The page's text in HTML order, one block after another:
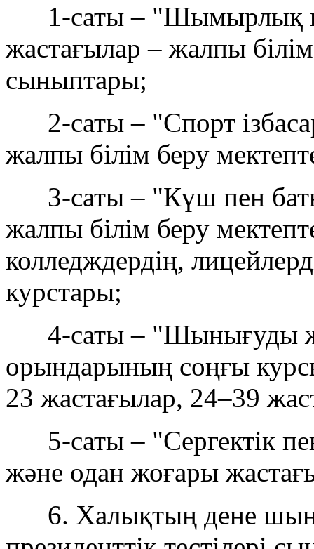
1-саты – "Шымырлық
жастағылар – жалпы
сыныптары;
2-саты – "Спорт
жалпы білім беру
3-саты – "Күш пен
жалпы білім беру
колледждердің,
курстары;
4-саты – "Шынығуды
орындарының соңғы
23 жастағылар, 24–39
5-саты – "Сергектік
және одан жоғары
6. Халықтың дене